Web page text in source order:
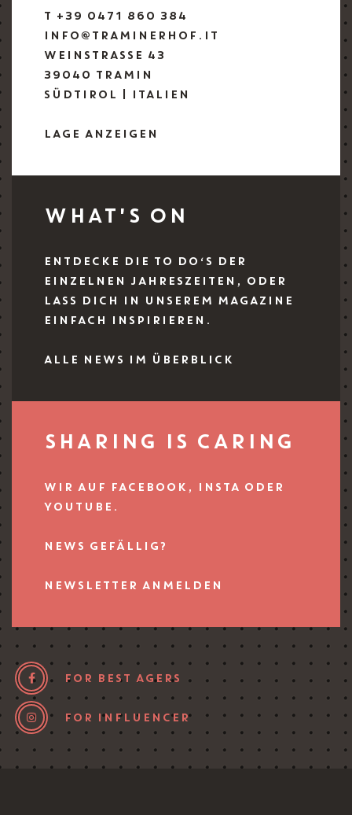
T +39 0471 860 384
INFO@TRAMINERHOF.IT
WEINSTRASSE 43
39040 TRAMIN
SÜDTIROL | ITALIEN
LAGE ANZEIGEN
WHAT'S ON
ENTDECKE DIE TO DO‘S DER
EINZELNEN JAHRESZEITEN, ODER
LASS DICH IN UNSEREM MAGAZINE
EINFACH INSPIRIEREN.
ALLE NEWS IM ÜBERBLICK
SHARING IS CARING
WIR AUF FACEBOOK, INSTA ODER
YOUTUBE.
NEWS GEFÄLLIG?
NEWSLETTER ANMELDEN
FOR BEST AGERS
FOR INFLUENCER